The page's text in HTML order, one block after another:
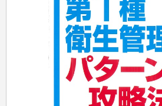
ケアマネジャー
介護・社会福祉士
司法書士・社労士
行政書士・宅建
衛生管理・運行管理
簿記・経理・税金・保険
その他ビジネス
ビジネス読み物
国内旅行
散歩・グルメ
地理・地図
歴史
成美文庫
その他文庫
ダイアリー
プラチナダイアリー プレステージ